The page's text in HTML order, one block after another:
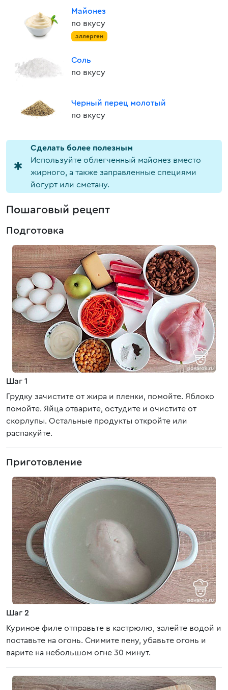
Майонез
по вкусу
аллерген
Соль
по вкусу
Черный перец молотый
по вкусу
Cделать более полезным
Используйте облегченный майонез вместо
жирного, а также заправленные специями
йогурт или сметану.
Пошаговый рецепт
Подготовка
Шаг 1
Грудку зачистите от жира и пленки, помойте. Яблоко
помойте. Яйца отварите, остудите и очистите от
скорлупы. Остальные продукты откройте или
распакуйте.
Приготовление
Шаг 2
Куриное филе отправьте в кастрюлю, залейте водой и
поставьте на огонь. Снимите пену, убавьте огонь и
варите на небольшом огне 30 минут.